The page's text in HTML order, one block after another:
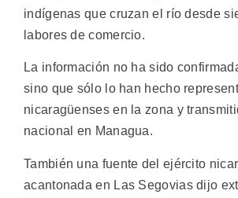
indígenas que cruzan el río desde
labores de comercio.
La información no ha sido
sino que sólo lo han hecho
nicaragüenses en la zona y
nacional en Managua.
También una fuente del ejército
acantonada en Las Segovias dijo